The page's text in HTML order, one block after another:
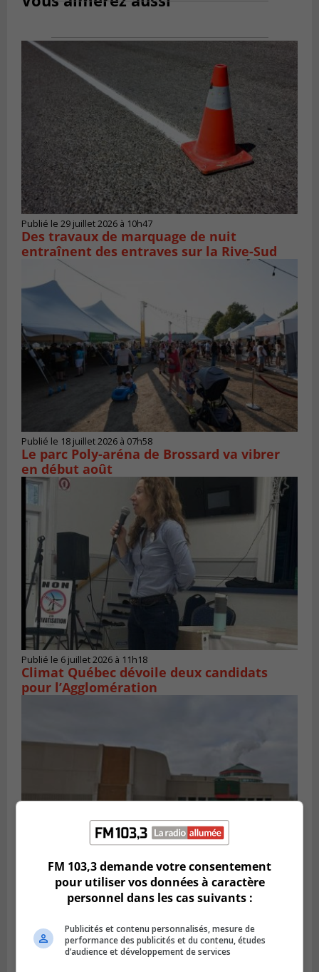
Publié le 29 juillet 2026 à 10h47
Des travaux de marquage de nuit
entraînent des entraves sur la Rive-Sud
Publié le 18 juillet 2026 à 07h58
Le parc Poly-aréna de Brossard va vibrer
en début août
Publié le 6 juillet 2026 à 11h18
Climat Québec dévoile deux candidats
pour l’Agglomération
Publié le 6 juillet 2026 à 09h33
Longueuil conclue un contrat pour
valoriser des cendres d’incinération
FM 103,3 demande votre consentement
pour utiliser vos données à caractère
personnel dans les cas suivants :
Publicités et contenu personnalisés, mesure de
performance des publicités et du contenu, études
d’audience et développement de services